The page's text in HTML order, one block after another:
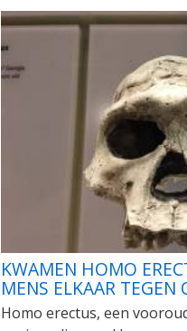
KWAMEN HOMO
MENS ELKAAR TEGEN
Homo erectus, een